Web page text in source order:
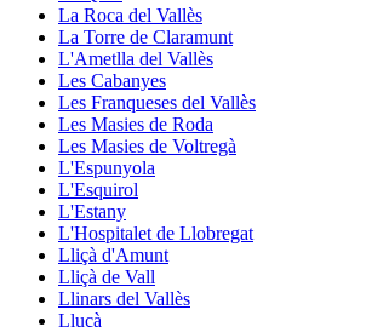
La Roca del Vallès
La Torre de Claramunt
L'Ametlla del Vallès
Les Cabanyes
Les Franqueses del Vallès
Les Masies de Roda
Les Masies de Voltregà
L'Espunyola
L'Esquirol
L'Estany
L'Hospitalet de Llobregat
Lliçà d'Amunt
Lliçà de Vall
Llinars del Vallès
Lluçà